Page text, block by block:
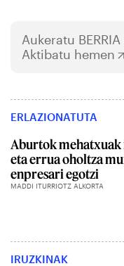
Aukeratu BERRIA
Aktibatu hemen
ERLAZIONATUTA
Aburtok mehatxuak
eta errua oholtza
enpresari egotzi
MADDI ITURRIOTZ ALKORTA
IRUZKINAK